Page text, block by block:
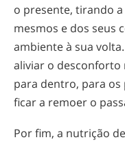
o presente, tirando
mesmos e dos seus
ambiente à sua
aliviar o desconforto
para dentro, para os
ficar a remoer o
Por fim, a nutrição